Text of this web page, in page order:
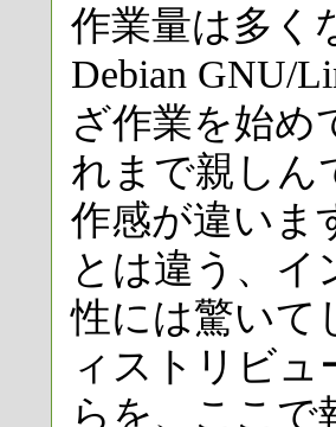
作業量は多く
Debian GNU/
ざ作業を始め
れまで親しん
作感が違いま
とは違う、
性には驚いて
ィストリビ
らを、ここで